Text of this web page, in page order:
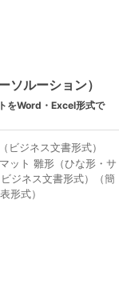
ソルーション）
をWord・Excel形式で
ビジネス文書形式）
ット 雛形（ひな形・サ
ジネス文書形式）（簡
形式）